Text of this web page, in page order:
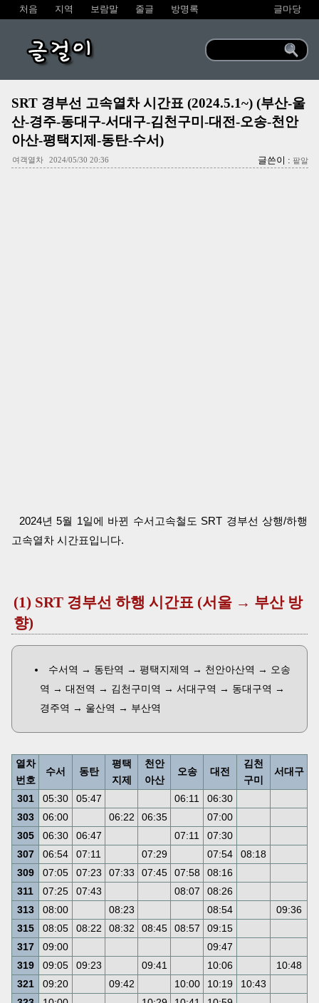
처음 지역 보람말 줄글 방명록 글마당
글걸이
SRT 경부선 고속열차 시간표 (2024.5.1~) (부산-울
산-경주-동대구-서대구-김천구미-대전-오송-천안
아산-평택지제-동탄-수서)
여객열차 2024/05/30 20:36 글쓴이 : 팥알
2024년 5월 1일에 바뀐 수서고속철도 SRT 경부선 상행/하행
고속열차 시간표입니다.
(1) SRT 경부선 하행 시간표 (서울 → 부산 방
향)
수서역 → 동탄역 → 평택지제역 → 천안아산역 → 오송
역 → 대전역 → 김천구미역 → 서대구역 → 동대구역 →
경주역 → 울산역 → 부산역
열차
번호
수서 동탄
평택
지제
천안
아산
오송 대전
김천
구미
서대구
301 05:30 05:47 06:11 06:30
303
06:00 06:22 06:35 07:00
305
06:30 06:47 07:11 07:30
307
06:54 07:11 07:29 07:54 08:18
309
07:05 07:23 07:33 07:45 07:58 08:16
311
07:25 07:43 08:07 08:26
313
08:00 08:23 08:54 09:36
315
08:05 08:22 08:32 08:45 08:57 09:15
317
09:00 09:47
319
09:05 09:23 09:41 10:06 10:48
321
09:20 09:42 10:00 10:19 10:43